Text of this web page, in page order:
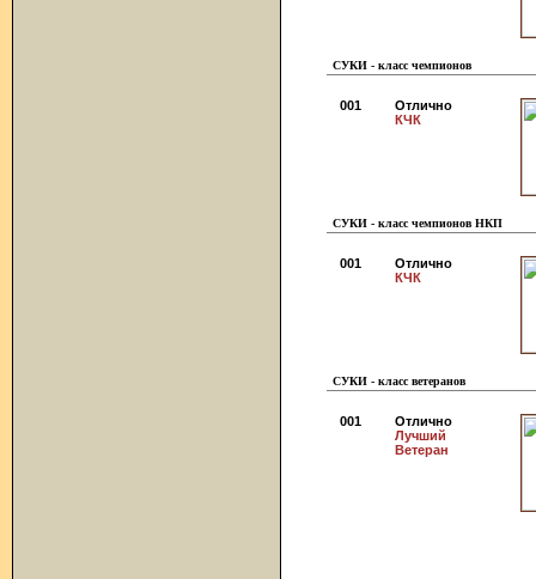
СУКИ - класс чемпионов
001
Отлично
КЧК
СУКИ - класс чемпионов НКП
001
Отлично
КЧК
СУКИ - класс ветеранов
001
Отлично
Лучший
Ветеран